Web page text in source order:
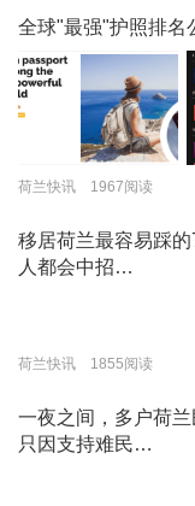
全球"最强"护照排名
荷兰快讯 1967阅读
移居荷兰最容易踩
人都会中招…
荷兰快讯 1855阅读
一夜之间，多户荷兰
只因支持难民…